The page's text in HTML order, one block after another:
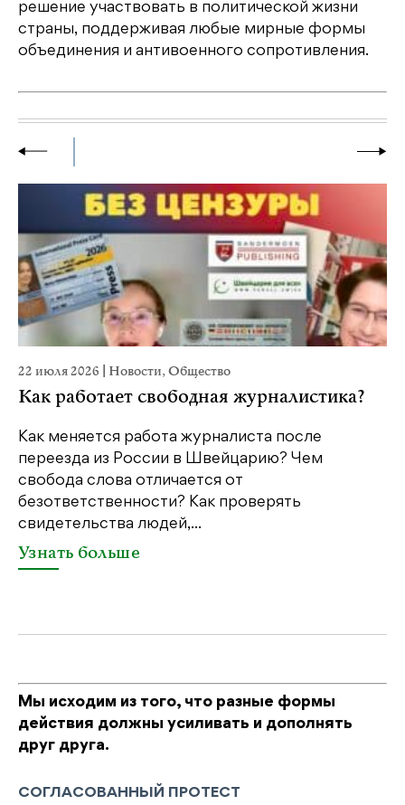
решение участвовать в политической жизни
страны, поддерживая любые мирные формы
объединения и антивоенного сопротивления.
22 июля 2026 Новости,Общество
Как работает свободная журналистика?
Как меняется работа журналиста после
переезда из России в Швейцарию? Чем
свобода слова отличается от
безответственности? Как проверять
свидетельства людей,...
Узнать больше
Мы исходим из того, что разные формы
действия должны усиливать и дополнять
друг друга.
СОГЛАСОВАННЫЙ ПРОТЕСТ